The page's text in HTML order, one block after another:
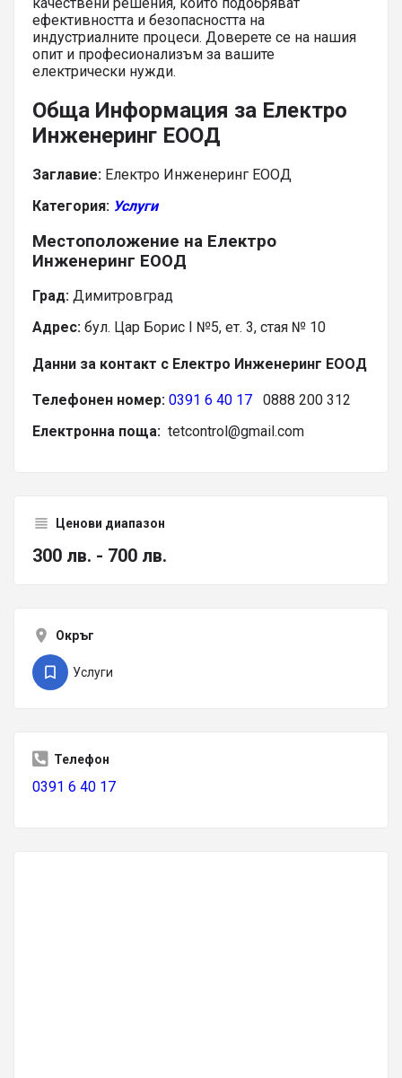
ефективността и безопасността на
индустриалните процеси. Доверете се на нашия
опит и професионализъм за вашите
електрически нужди.
Обща Информация за Електро
Инженеринг ЕООД
Заглавие: Електро Инженеринг ЕООД
Категория: Услуги
Местоположение на Електро
Инженеринг ЕООД
Град: Димитровград
Адрес: бул. Цар Борис І №5, ет. 3, стая № 10
Данни за контакт с Електро Инженеринг ЕООД
Телефонен номер: 0391 6 40 17 0888 200 312
Електронна поща: tetcontrol@gmail.com
Ценови диапазон
300 лв. - 700 лв.
Окръг
Услуги
Телефон
0391 6 40 17